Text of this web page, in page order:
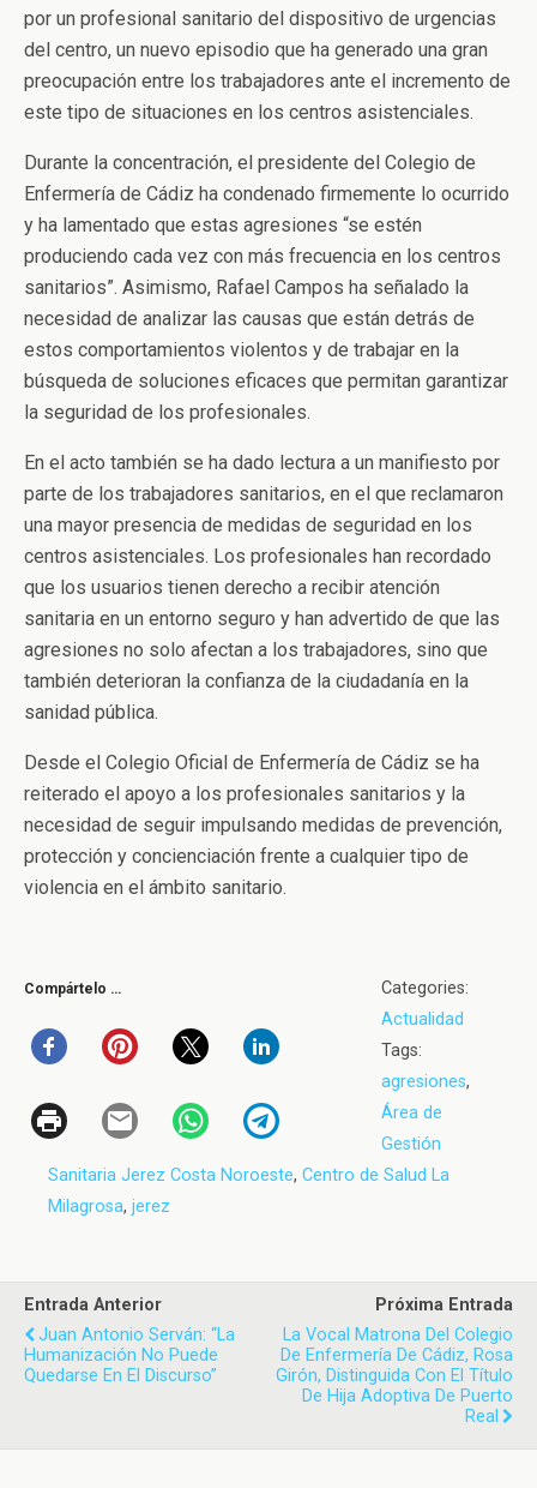
por un profesional sanitario del dispositivo de urgencias
del centro, un nuevo episodio que ha generado una gran
preocupación entre los trabajadores ante el incremento de
este tipo de situaciones en los centros asistenciales.
Durante la concentración, el presidente del Colegio de
Enfermería de Cádiz ha condenado firmemente lo ocurrido
y ha lamentado que estas agresiones “se estén
produciendo cada vez con más frecuencia en los centros
sanitarios”. Asimismo, Rafael Campos ha señalado la
necesidad de analizar las causas que están detrás de
estos comportamientos violentos y de trabajar en la
búsqueda de soluciones eficaces que permitan garantizar
la seguridad de los profesionales.
En el acto también se ha dado lectura a un manifiesto por
parte de los trabajadores sanitarios, en el que reclamaron
una mayor presencia de medidas de seguridad en los
centros asistenciales. Los profesionales han recordado
que los usuarios tienen derecho a recibir atención
sanitaria en un entorno seguro y han advertido de que las
agresiones no solo afectan a los trabajadores, sino que
también deterioran la confianza de la ciudadanía en la
sanidad pública.
Desde el Colegio Oficial de Enfermería de Cádiz se ha
reiterado el apoyo a los profesionales sanitarios y la
necesidad de seguir impulsando medidas de prevención,
protección y concienciación frente a cualquier tipo de
violencia en el ámbito sanitario.
Compártelo …
Categories:
Actualidad
Tags:
agresiones,
Área de
Gestión
Sanitaria Jerez Costa Noroeste, Centro de Salud La
Milagrosa, jerez
Entrada Anterior
Juan Antonio Serván: “La
Humanización No Puede
Quedarse En El Discurso”
Próxima Entrada
La Vocal Matrona Del Colegio
De Enfermería De Cádiz, Rosa
Girón, Distinguida Con El Título
De Hija Adoptiva De Puerto
Real